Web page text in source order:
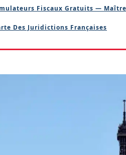
Fiscaux Gratuits —
Des Juridictions Françaises